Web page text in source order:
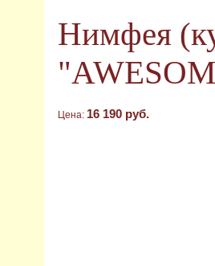
Нимфея
Цена: 16 190 руб.